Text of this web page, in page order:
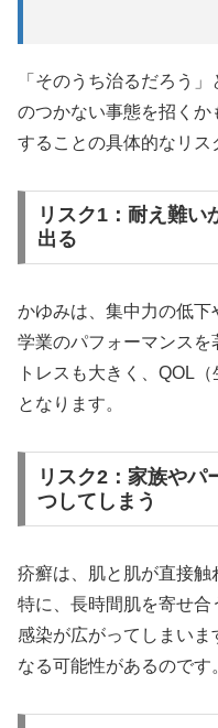
「そのうち治るだろう
のつかない事態を招くか
することの具体的なリス
リスク1：耐え難い
出る
かゆみは、集中力の低
学業のパフォーマンスを
トレスも大きく、QOL
となります。
リスク2：家族やパ
つしてしまう
疥癬は、肌と肌が直接触
特に、長時間肌を寄せ合
感染が広がってしまいま
なる可能性があるのです